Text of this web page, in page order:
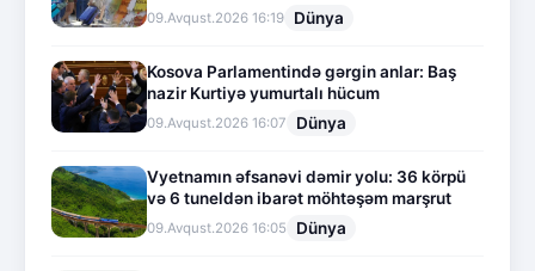
09.Avqust.2026 16:19 Dünya
Kosova Parlamentində gərgin anlar: Baş
nazir Kurtiyə yumurtalı hücum
09.Avqust.2026 16:07 Dünya
Vyetnamın əfsanəvi dəmir yolu: 36 körpü
və 6 tuneldən ibarət möhtəşəm marşrut
09.Avqust.2026 16:05 Dünya